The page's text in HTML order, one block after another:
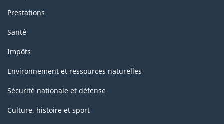
Prestations
Santé
Impôts
Environnement et ressources naturelles
Sécurité nationale et défense
Culture, histoire et sport